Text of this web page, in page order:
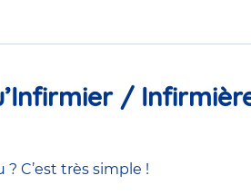
/
C’est très simple !